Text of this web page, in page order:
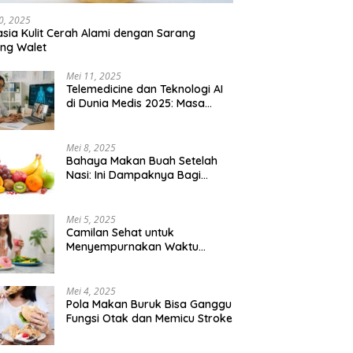
Tangganya Sendiri.
2025
Kulit Cerah Alami dengan Sarang
Walet
Mei 11, 2025
Telemedicine dan Teknologi AI
di Dunia Medis 2025: Masa
Mei 8, 2025
Bahaya Makan Buah Setelah
Nasi: Ini Dampaknya Bagi
Mei 5, 2025
Camilan Sehat untuk
Menyempurnakan Waktu
Mei 4, 2025
Pola Makan Buruk Bisa Ganggu
Fungsi Otak dan Memicu Stroke